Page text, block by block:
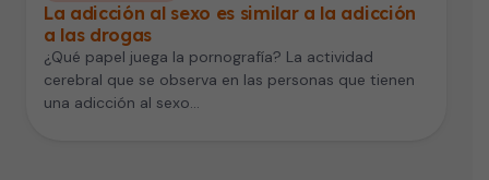
La adicción al sexo es similar a la adicción
a las drogas
¿Qué papel juega la pornografía? La actividad
cerebral que se observa en las personas que tienen
una adicción al sexo…